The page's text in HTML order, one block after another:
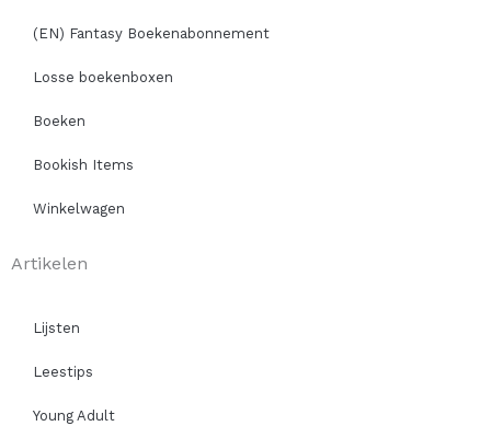
(EN) Fantasy Boekenabonnement
Losse boekenboxen
Boeken
Bookish Items
Winkelwagen
Artikelen
Lijsten
Leestips
Young Adult